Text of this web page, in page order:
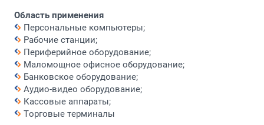
Область применения
Персональные компьютеры;
Рабочие станции;
Периферийное оборудование;
Маломощное офисное оборудование;
Банковское оборудование;
Аудио-видео оборудование;
Кассовые аппараты;
Торговые терминалы